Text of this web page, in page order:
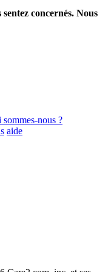
concernés. Nous
sommes-nous ?
aide